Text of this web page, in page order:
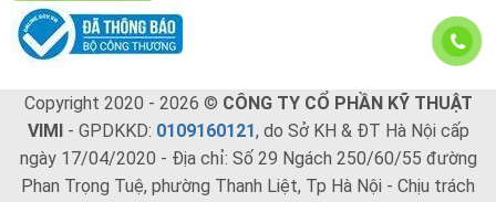
Copyright 2020 - 2026 © CÔNG TY CỔ PHẦN KỸ THUẬT
VIMI- GPDKKD: 0109160121, do Sở KH & ĐT Hà Nội cấp
ngày 17/04/2020 - Địa chỉ: Số 29 Ngách 250/60/55 đường
Phan Trọng Tuệ, phường Thanh Liệt, Tp Hà Nội - Chịu trách